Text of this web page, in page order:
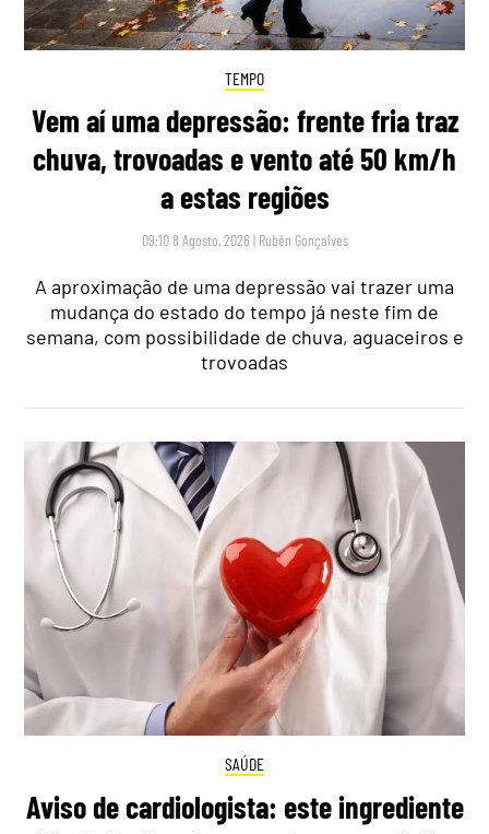
TEMPO
Vem aí uma depressão: frente fria traz
chuva, trovoadas e vento até 50 km/h
a estas regiões
09:10 8 Agosto, 2026 | Rubén Gonçalves
A aproximação de uma depressão vai trazer uma
mudança do estado do tempo já neste fim de
semana, com possibilidade de chuva, aguaceiros e
trovoadas
SAÚDE
Aviso de cardiologista: este ingrediente